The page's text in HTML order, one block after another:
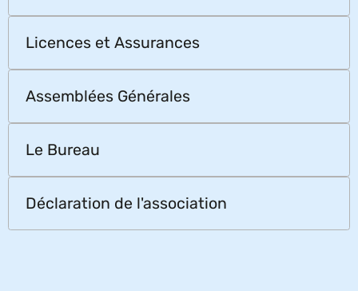
Licences et Assurances
Assemblées Générales
Le Bureau
Déclaration de l'association